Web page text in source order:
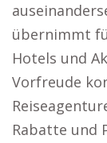
übernimmt
Hotels und
Vorfreude
Rabatte und